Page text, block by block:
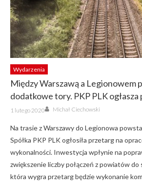
Wydarzenia
Między Warszawą a Legionowem
dodatkowe tory. PKP PLK
Posted
on
1 lutego 2020 Author
Michał Ciechowski
Na trasie z Warszawy do Legionowa
Spółka PKP PLK ogłosiła przetarg na
wykonalności. Inwestycja wpłynie na
zwiększenie liczby połączeń z powiatów do
która wygra przetarg będzie wykonanie